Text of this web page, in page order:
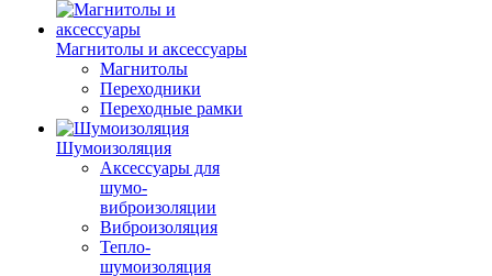
Магнитолы и аксессуары
Магнитолы
Переходники
Переходные рамки
Шумоизоляция
Аксессуары для
шумо-
виброизоляции
Виброизоляция
Тепло-
шумоизоляция